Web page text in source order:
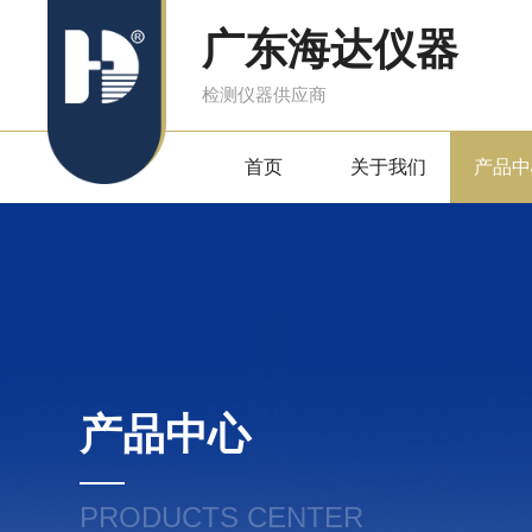
广东海达仪器
检测仪器供应商
首页 关于我们 产品
产品中心
PRODUCTS CENTER